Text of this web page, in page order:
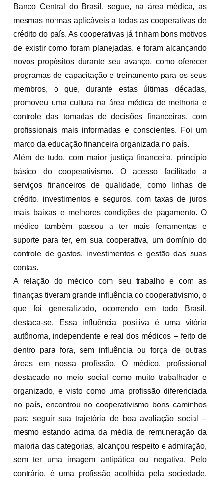
Banco Central do Brasil, segue, na área médica, as
mesmas normas aplicáveis a todas as cooperativas de
crédito do país. As cooperativas já tinham bons motivos
de existir como foram planejadas, e foram alcançando
novos propósitos durante seu avanço, como oferecer
programas de capacitação e treinamento para os seus
membros, o que, durante estas últimas décadas,
promoveu uma cultura na área médica de melhoria e
controle das tomadas de decisões financeiras, com
profissionais mais informadas e conscientes. Foi um
marco da educação financeira organizada no país.
Além de tudo, com maior justiça financeira, princípio
básico do cooperativismo. O acesso facilitado a
serviços financeiros de qualidade, como linhas de
crédito, investimentos e seguros, com taxas de juros
mais baixas e melhores condições de pagamento. O
médico também passou a ter mais ferramentas e
suporte para ter, em sua cooperativa, um domínio do
controle de gastos, investimentos e gestão das suas
contas.
A relação do médico com seu trabalho e com as
finanças tiveram grande influência do cooperativismo, o
que foi generalizado, ocorrendo em todo Brasil,
destaca-se. Essa influência positiva é uma vitória
autônoma, independente e real dos médicos – feito de
dentro para fora, sem influência ou força de outras
áreas em nossa profissão. O médico, profissional
destacado no meio social como muito trabalhador e
organizado, e visto como uma profissão diferenciada
no país, encontrou no cooperativismo bons caminhos
para seguir sua trajetória de boa avaliação social –
mesmo estando acima da média de remuneração da
maioria das categorias, alcançou respeito e admiração,
sem ter uma imagem antipática ou negativa. Pelo
contrário, é uma profissão acolhida pela sociedade.